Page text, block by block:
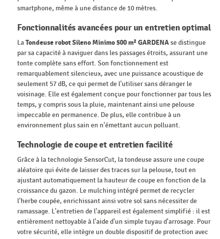
smartphone, même à une distance de 10 mètres.
Fonctionnalités avancées pour un entretien optimal
LaTondeuse robot Sileno Minimo 500 m² GARDENAse distingue
par sa capacité à naviguer dans les passages étroits, assurant une
tonte complète sans effort. Son fonctionnement est
remarquablement silencieux, avec une puissance acoustique de
seulement 57 dB, ce qui permet de l'utiliser sans déranger le
voisinage. Elle est également conçue pour fonctionner par tous les
temps, y compris sous la pluie, maintenant ainsi une pelouse
impeccable en permanence. De plus, elle contribue à un
environnement plus sain en n'émettant aucun polluant.
Technologie de coupe et entretien facilité
Grâce à la technologie SensorCut, la tondeuse assure une coupe
aléatoire qui évite de laisser des traces sur la pelouse, tout en
ajustant automatiquement la hauteur de coupe en fonction de la
croissance du gazon. Le mulching intégré permet de recycler
l'herbe coupée, enrichissant ainsi votre sol sans nécessiter de
ramassage. L'entretien de l'appareil est également simplifié : il est
entièrement nettoyable à l'aide d'un simple tuyau d'arrosage. Pour
votre sécurité, elle intègre un double dispositif de protection avec